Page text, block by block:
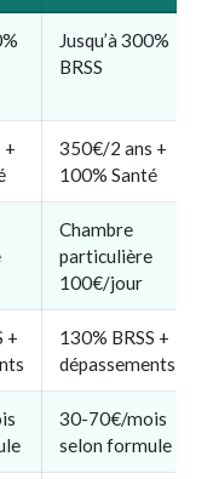
Jusqu’à 300%
BRSS
+
350€/2 ans +
100% Santé
Chambre
particulière
100€/jour
+
130% BRSS +
dépassements
30-70€/mois
selon formule